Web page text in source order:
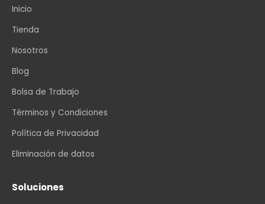
Inicio
Tienda
Nosotros
Blog
Bolsa de Trabajo
Términos y Condiciones
Política de Privacidad
Eliminación de datos
Soluciones